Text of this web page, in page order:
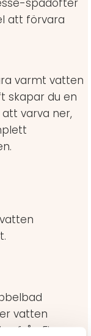
spadofter
att förvara
varmt vatten
skapar du en
varva ner,
vatten
från Finesse